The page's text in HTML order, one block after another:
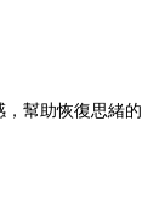
幫助恢復思緒